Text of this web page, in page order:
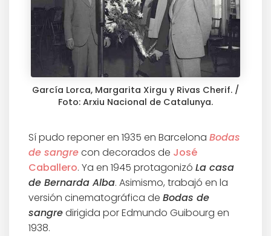
García Lorca, Margarita Xirgu y Rivas Cherif. /
Foto: Arxiu Nacional de Catalunya.
Sí pudo reponer en 1935 en Barcelona Bodas
de sangrecon decorados de José
Caballero. Ya en 1945 protagonizó La casa
de Bernarda Alba. Asimismo, trabajó en la
versión cinematográfica de Bodas de
sangredirigida por Edmundo Guibourg en
1938.